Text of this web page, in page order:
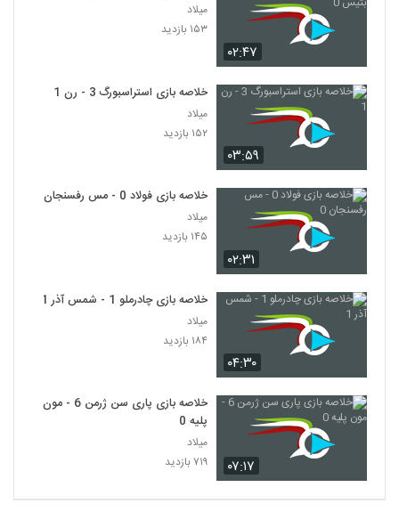
۰۲:۴۷
میلاد
۱۵۳ بازدید
۰۳:۵۹
خلاصه بازی استراسبورگ 3 - رن 1
میلاد
۱۵۲ بازدید
۰۲:۳۱
خلاصه بازی فولاد 0 - مس رفسنجان 0
میلاد
۱۴۵ بازدید
۰۴:۳۰
خلاصه بازی چادرملو 1 - شمس آذر 1
میلاد
۱۸۴ بازدید
۰۷:۱۷
خلاصه بازی پاری سن ژرمن 6 - مون
پلیه 0
میلاد
۷۱۹ بازدید